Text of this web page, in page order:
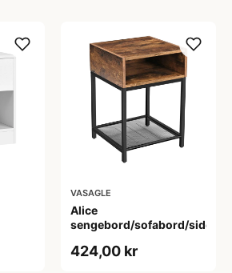
VASAGLE
Alice
sengebord/sofabord/
424,00 kr